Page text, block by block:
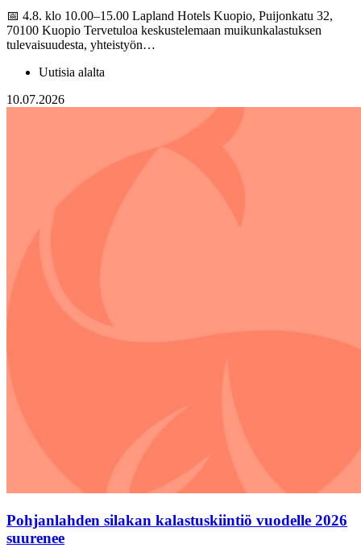
📅 4.8. klo 10.00–15.00 Lapland Hotels Kuopio, Puijonkatu 32,
70100 Kuopio Tervetuloa keskustelemaan muikunkalastuksen
tulevaisuudesta, yhteistyön…
Uutisia alalta
10.07.2026
Pohjanlahden silakan kalastuskiintiö vuodelle 2026
suurenee